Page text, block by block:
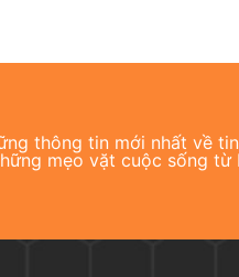
thông tin mới nhất về
mẹo vặt cuộc sống từ